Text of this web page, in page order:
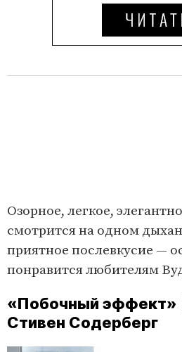
Озорное, легкое,
смотрится на одном
приятное послевкусие —
понравится любителям
«Побочный эффект»
Стивен Содерберг